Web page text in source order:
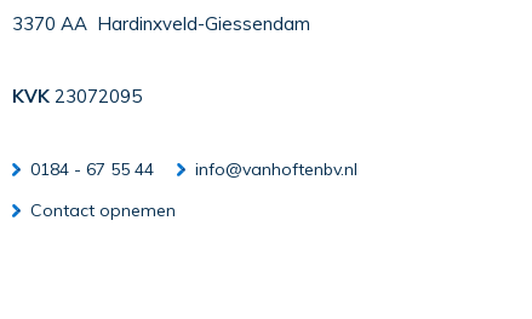
3370 AA Hardinxveld-Giessendam
KVK 23072095
0184 - 67 55 44
info@vanhoftenbv.nl
Contact opnemen